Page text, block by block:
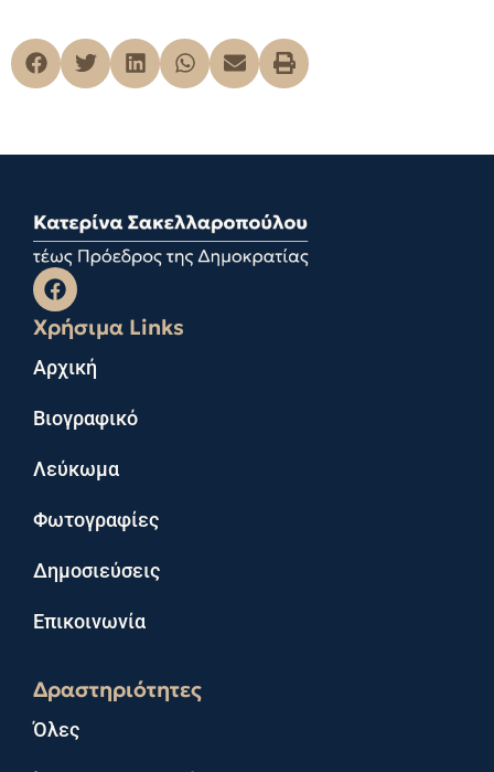
Χρήσιμα Links
Αρχική
Βιογραφικό
Λεύκωμα
Φωτογραφίες
Δημοσιεύσεις
Επικοινωνία
Δραστηριότητες
Όλες